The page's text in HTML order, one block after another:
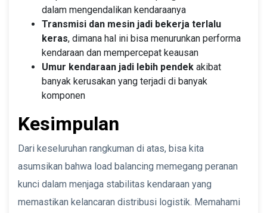
dalam mengendalikan kendaraanya
Transmisi dan mesin jadi bekerja terlalu
keras, dimana hal ini bisa menurunkan performa
kendaraan dan mempercepat keausan
Umur kendaraan jadi lebih pendek akibat
banyak kerusakan yang terjadi di banyak
komponen
Kesimpulan
Dari keseluruhan rangkuman di atas, bisa kita
asumsikan bahwa load balancing memegang peranan
kunci dalam menjaga stabilitas kendaraan yang
memastikan kelancaran distribusi logistik. Memahami